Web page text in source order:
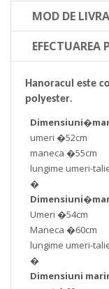
MOD DE
EFECTUAREA
Hanoracul este
polyester.
Dimensiuni�
umeri �52cm
maneca �55cm
lungime umeri-
�
Dimensiuni�
Umeri �54cm
Maneca �60cm
lungime umeri-
�
Dimensiuni